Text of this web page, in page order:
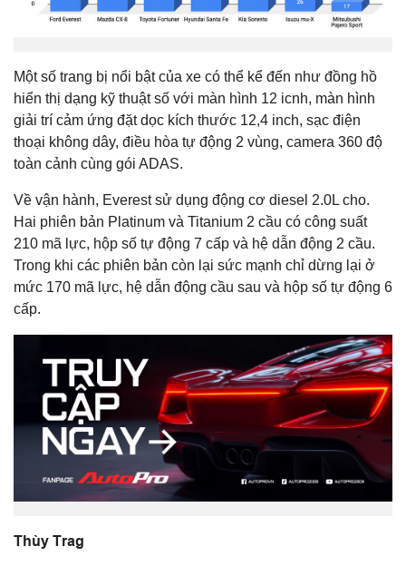
Một số trang bị nổi bật của xe có thể kể đến như đồng hồ
hiển thị dạng kỹ thuật số với màn hình 12 icnh, màn hình
giải trí cảm ứng đặt dọc kích thước 12,4 inch, sạc điện
thoại không dây, điều hòa tự động 2 vùng, camera 360 độ
toàn cảnh cùng gói ADAS.
Về vận hành, Everest sử dụng động cơ diesel 2.0L cho.
Hai phiên bản Platinum và Titanium 2 cầu có công suất
210 mã lực, hộp số tự động 7 cấp và hệ dẫn động 2 cầu.
Trong khi các phiên bản còn lại sức mạnh chỉ dừng lại ở
mức 170 mã lực, hệ dẫn động cầu sau và hộp số tự động 6
cấp.
Thùy Trag